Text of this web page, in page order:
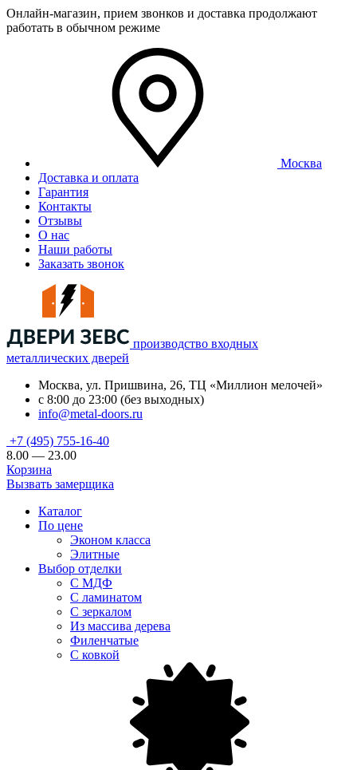
Онлайн-магазин, прием звонков и доставка продолжают
работать в обычном режиме
Москва
Доставка и оплата
Гарантия
Контакты
Отзывы
О нас
Наши работы
Заказать звонок
производство входных
металлических дверей
Москва, ул. Пришвина, 26, ТЦ «Миллион мелочей»
с 8:00 до 23:00 (без выходных)
info@metal-doors.ru
+7 (495) 755-16-40
8.00 — 23.00
Корзина
Вызвать замерщика
Каталог
По цене
Эконом класса
Элитные
Выбор отделки
С МДФ
С ламинатом
С зеркалом
Из массива дерева
Филенчатые
С ковкой